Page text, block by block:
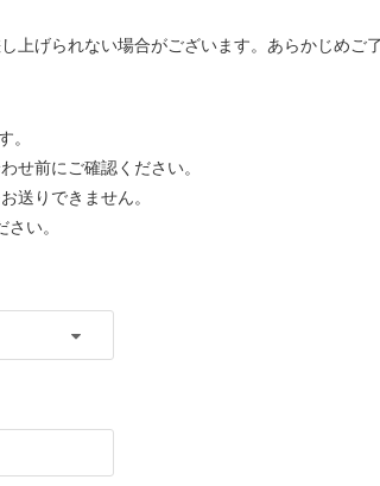
げられない場合がございます。あらかじめご
。
せ前にご確認ください。
送りできません。
い。